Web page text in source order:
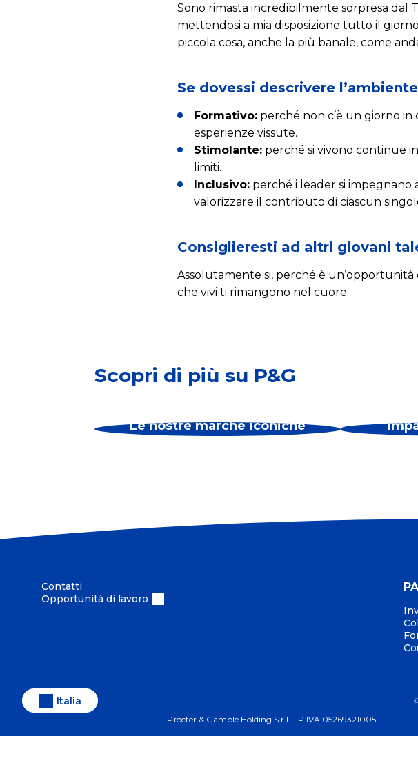
Sono rimasta incredibilmente sorpresa dal
mettendosi a mia disposizione tutto il
piccola cosa, anche la più banale, come
Se dovessi descrivere
Formativo: perché non c’è un giorno
esperienze vissute.
Stimolante: perché si vivono continue
limiti.
Inclusivo: perché i leader si
valorizzare il contributo di ciascun
Consiglieresti ad altri giovani
Assolutamente si, perché è
che vivi ti rimangono nel cuore.
Scopri di più su P&G
Le nostre marche iconiche
Contatti
Opportunità di lavoro
Italia
Procter & Gamble Holding S.r.l. - P.IVA 05269321005